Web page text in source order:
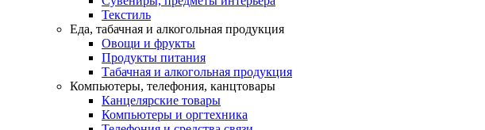
Текстиль
Еда, табачная и алкогольная продукция
Овощи и фрукты
Продукты питания
Табачная и алкогольная продукция
Компьютеры, телефония, канцтовары
Канцелярские товары
Компьютеры и оргтехника